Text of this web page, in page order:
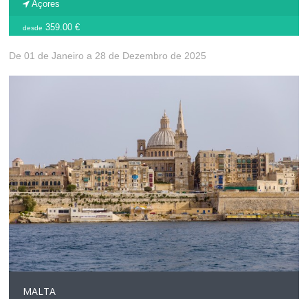
Açores
desde 359.00 €
De 01 de Janeiro a 28 de Dezembro de 2025
MALTA